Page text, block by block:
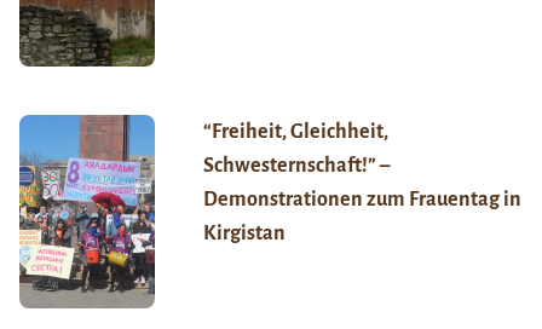
“Freiheit, Gleichheit,
Schwesternschaft!” –
Demonstrationen zum Frauentag in
Kirgistan